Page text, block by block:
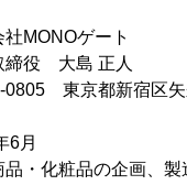
MONOゲート
役 大島 正人
東京都新宿区矢
月
・化粧品の企画、製